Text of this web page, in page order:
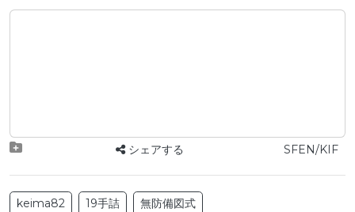
シェアする SFEN/KIF
keima82 19手詰 無防備図式